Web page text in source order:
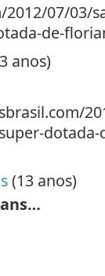
07/03/
de-
anos)
(13 anos)